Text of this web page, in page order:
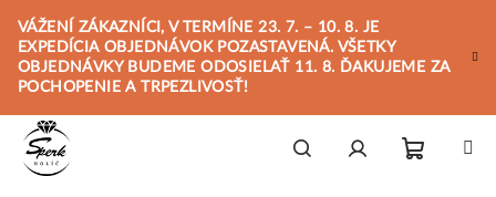
obsah
VÁŽENÍ ZÁKAZNÍCI, V TERMÍNE 23. 7. – 10. 8. JE
EXPEDÍCIA OBJEDNÁVOK POZASTAVENÁ. VŠETKY
OBJEDNÁVKY BUDEME ODOSIELAŤ 11. 8. ĎAKUJEME ZA
POCHOPENIE A TRPEZLIVOSŤ!